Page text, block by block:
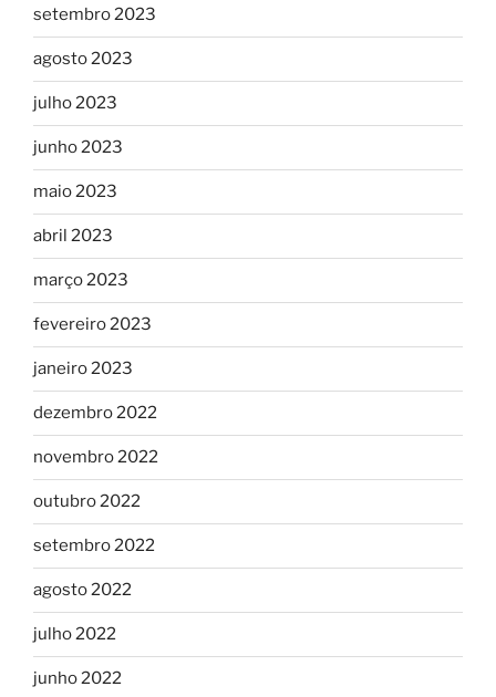
setembro 2023
agosto 2023
julho 2023
junho 2023
maio 2023
abril 2023
março 2023
fevereiro 2023
janeiro 2023
dezembro 2022
novembro 2022
outubro 2022
setembro 2022
agosto 2022
julho 2022
junho 2022